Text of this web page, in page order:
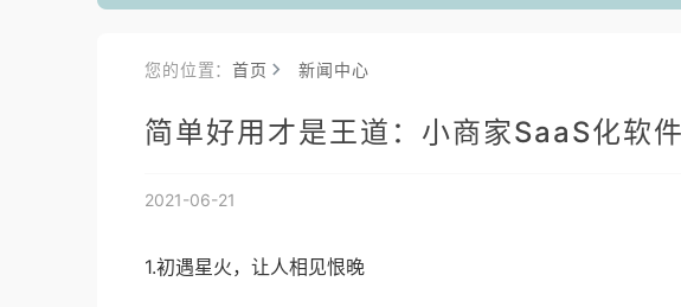
您的位置：首页 新闻中心
简单好用才是王道：小商家SaaS化软
2021-06-21
1.初遇星火，让人相见恨晚